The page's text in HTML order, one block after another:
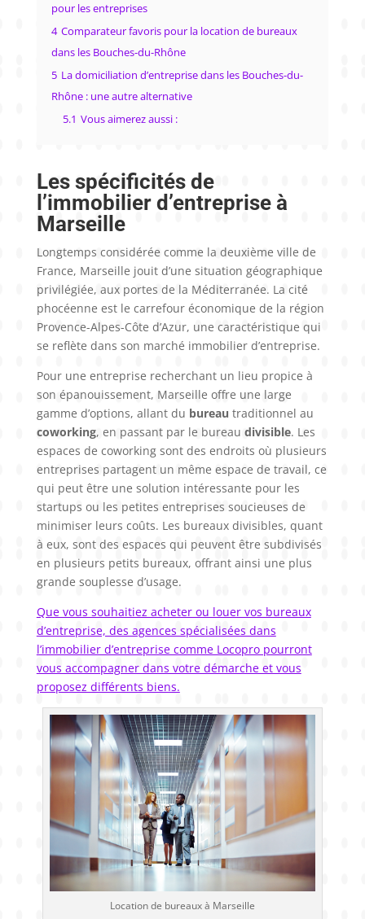
pour les entreprises
4 Comparateur favoris pour la location de bureaux
dans les Bouches-du-Rhône
5 La domiciliation d’entreprise dans les Bouches-du-
Rhône : une autre alternative
5.1 Vous aimerez aussi :
Les spécificités de
l’immobilier d’entreprise à
Marseille
Longtemps considérée comme la deuxième ville de
France, Marseille jouit d’une situation géographique
privilégiée, aux portes de la Méditerranée. La cité
phocéenne est le carrefour économique de la région
Provence-Alpes-Côte d’Azur, une caractéristique qui
se reflète dans son marché immobilier d’entreprise.
Pour une entreprise recherchant un lieu propice à
son épanouissement, Marseille offre une large
gamme d’options, allant du bureau traditionnel au
coworking, en passant par le bureau divisible. Les
espaces de coworking sont des endroits où plusieurs
entreprises partagent un même espace de travail, ce
qui peut être une solution intéressante pour les
startups ou les petites entreprises soucieuses de
minimiser leurs coûts. Les bureaux divisibles, quant
à eux, sont des espaces qui peuvent être subdivisés
en plusieurs petits bureaux, offrant ainsi une plus
grande souplesse d’usage.
Que vous souhaitiez acheter ou louer vos bureaux
d’entreprise, des agences spécialisées dans
l’immobilier d’entreprise comme Locopro pourront
vous accompagner dans votre démarche et vous
proposez différents biens.
Location de bureaux à Marseille